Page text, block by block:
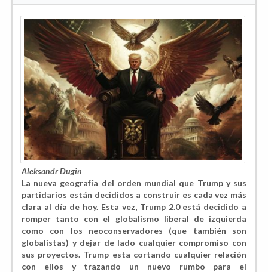
Aleksandr Dugin
La nueva geografía del orden mundial que Trump y sus
partidarios están decididos a construir es cada vez más
clara al día de hoy. Esta vez, Trump 2.0 está decidido a
romper tanto con el globalismo liberal de izquierda
como con los neoconservadores (que también son
globalistas) y dejar de lado cualquier compromiso con
sus proyectos. Trump esta cortando cualquier relación
con ellos y trazando un nuevo rumbo para el